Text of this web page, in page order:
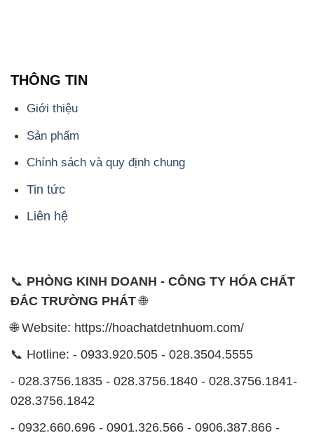
Chính sách và quy định chung
Tin tức
Liên hệ
📞
PHÒNG KINH DOANH - CÔNG TY HÓA CHẤT
ĐẮC TRƯỜNG PHÁT
- 028.3756.1835 - 028.3756.1840 - 028.3756.1841-
0902.765.866
📧 Email: hoachat@dactruongphat.vn
ĐỊA CHỈ